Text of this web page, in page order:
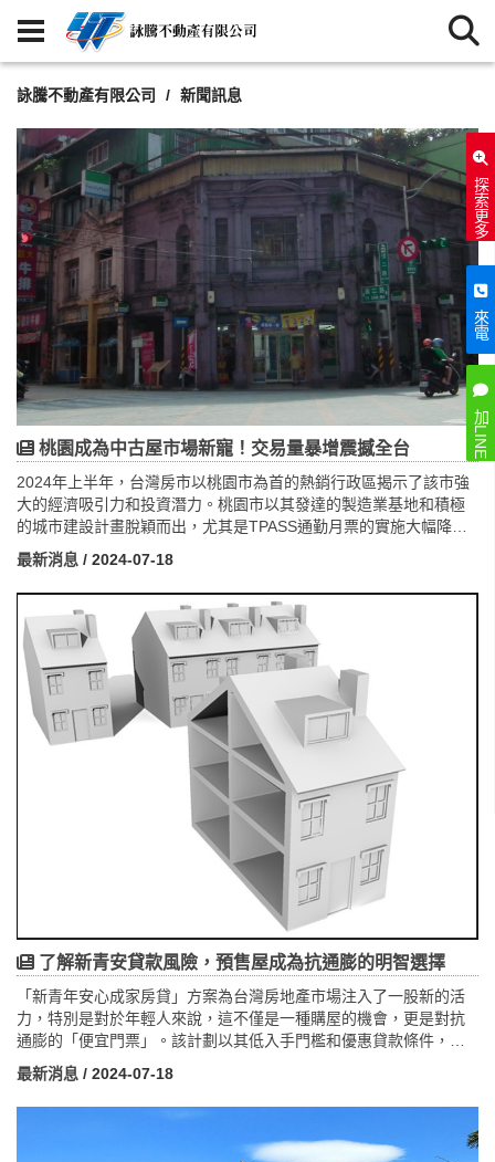
探索更多
來電
加LINE
詠騰不動產有限公司 新聞訊息
桃園成為中古屋市場新寵！交易量暴增震撼全台
2024年上半年，台灣房市以桃園市為首的熱銷行政區揭示了該市強
大的經濟吸引力和投資潛力。桃園市以其發達的製造業基地和積極
的城市建設計畫脫穎而出，尤其是TPASS通勤月票的實施大幅降低
了通勤成本，進一步刺激了來自雙北和新竹的購屋需求。桃園區和
中壢區成為房地產交易的熱點，其相對實惠的房價和便捷的通勤環
境吸引了眾多首次置業者和投資者。這些數字不僅反映了市場的活
力，更彰顯了桃園市作為台灣房地產投資的首選地位。
最新消息 / 2024-07-18
了解新青安貸款風險，預售屋成為抗通膨的明智選擇
「新青年安心成家房貸」方案為台灣房地產市場注入了一股新的活
力，特別是對於年輕人來說，這不僅是一種購屋的機會，更是對抗
通膨的「便宜門票」。該計劃以其低入手門檻和優惠貸款條件，顯
著降低了初期購房的負擔，使得更多家庭得以實現置業夢想。尤其
在面對通膨日益加劇的今天，這些特點更是吸引了廣大年輕人的目
光，因為他們可以以較低的成本進入房地產市場，並通過長期投資
制風險、還款風險以及房市波動風險也需要購房者警覺和妥善應
最新消息 / 2024-07-18